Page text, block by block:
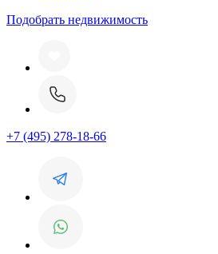
Подобрать недвижимость
+7 (495) 278-18-66